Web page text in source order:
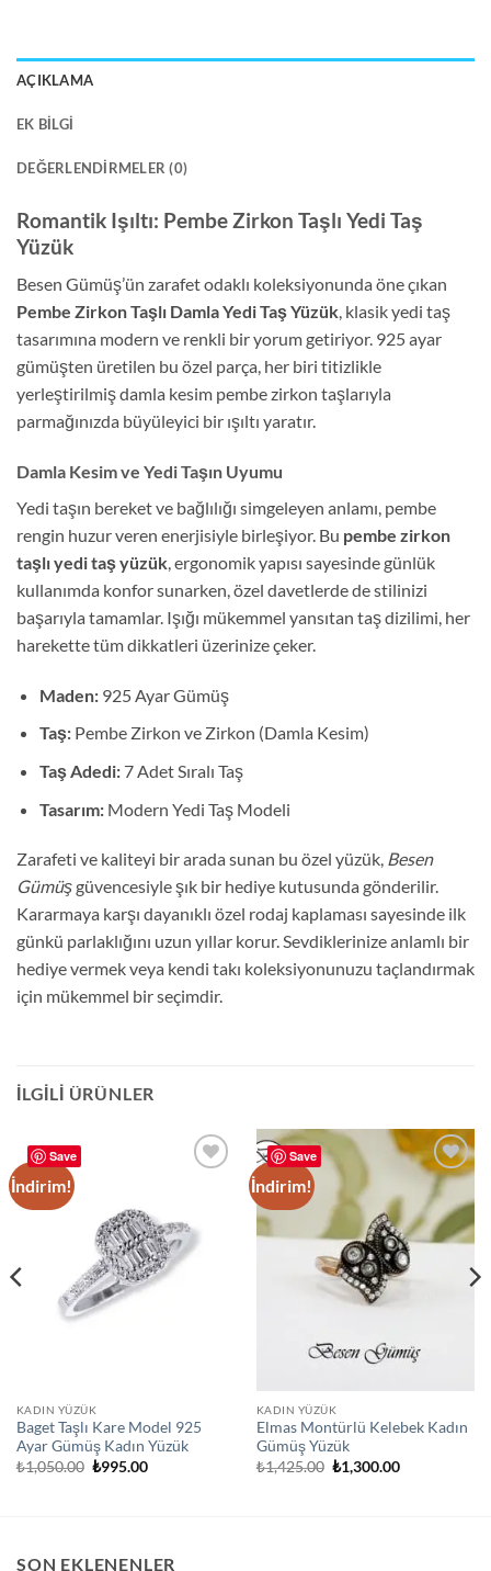
AÇIKLAMA
EK BILGI
DEĞERLENDIRMELER (0)
Romantik Işıltı: Pembe Zirkon Taşlı Yedi Taş
Yüzük
Besen Gümüş’ün zarafet odaklı koleksiyonunda öne çıkan
Pembe Zirkon Taşlı Damla Yedi Taş Yüzük, klasik yedi taş
tasarımına modern ve renkli bir yorum getiriyor. 925 ayar
gümüşten üretilen bu özel parça, her biri titizlikle
yerleştirilmiş damla kesim pembe zirkon taşlarıyla
parmağınızda büyüleyici bir ışıltı yaratır.
Damla Kesim ve Yedi Taşın Uyumu
Yedi taşın bereket ve bağlılığı simgeleyen anlamı, pembe
rengin huzur veren enerjisiyle birleşiyor. Bu pembe zirkon
taşlı yedi taş yüzük, ergonomik yapısı sayesinde günlük
kullanımda konfor sunarken, özel davetlerde de stilinizi
başarıyla tamamlar. Işığı mükemmel yansıtan taş dizilimi, her
harekette tüm dikkatleri üzerinize çeker.
Maden:925 Ayar Gümüş
Taş:Pembe Zirkon ve Zirkon (Damla Kesim)
Taş Adedi:7 Adet Sıralı Taş
Tasarım:Modern Yedi Taş Modeli
Zarafeti ve kaliteyi bir arada sunan bu özel yüzük, Besen
Gümüşgüvencesiyle şık bir hediye kutusunda gönderilir.
Kararmaya karşı dayanıklı özel rodaj kaplaması sayesinde ilk
günkü parlaklığını uzun yıllar korur. Sevdiklerinize anlamlı bir
hediye vermek veya kendi takı koleksiyonunuzu taçlandırmak
için mükemmel bir seçimdir.
İLGILI ÜRÜNLER
Save
İndirim!
KADIN YÜZÜK
Baget Taşlı Kare Model 925
Ayar Gümüş Kadın Yüzük
₺1,050.00 Orijinal
₺995.00Şu
Save
İndirim!
Add to
wishlist
KADIN YÜZÜK
Elmas Montürlü Kelebek Kadın
Gümüş Yüzük
₺1,425.00 Orijinal
fiyat:
₺1,300.00Şu
SON EKLENENLER